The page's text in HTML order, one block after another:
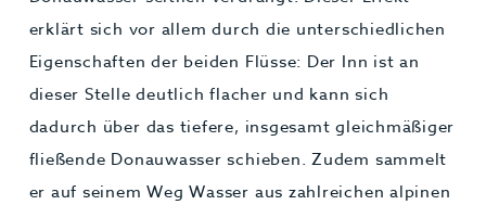
erklärt sich vor allem durch die unterschiedlichen
Eigenschaften der beiden Flüsse: Der Inn ist an
dieser Stelle deutlich flacher und kann sich
dadurch über das tiefere, insgesamt gleichmäßiger
fließende Donauwasser schieben. Zudem sammelt
er auf seinem Weg Wasser aus zahlreichen alpinen